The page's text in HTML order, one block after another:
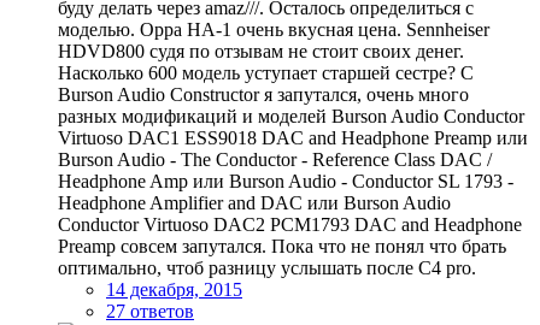
буду делать через amaz///. Осталось определиться с
моделью. Oppa HA-1 очень вкусная цена. Sennheiser
HDVD800 судя по отзывам не стоит своих денег.
Насколько 600 модель уступает старшей сестре? С
Burson Audio Constructor я запутался, очень много
разных модификаций и моделей Burson Audio Conductor
Virtuoso DAC1 ESS9018 DAC and Headphone Preamp или
Burson Audio - The Conductor - Reference Class DAC /
Headphone Amp или Burson Audio - Conductor SL 1793 -
Headphone Amplifier and DAC или Burson Audio
Conductor Virtuoso DAC2 PCM1793 DAC and Headphone
Preamp совсем запутался. Пока что не понял что брать
оптимально, чтоб разницу услышать после C4 pro.
14 декабря, 2015
27 ответов